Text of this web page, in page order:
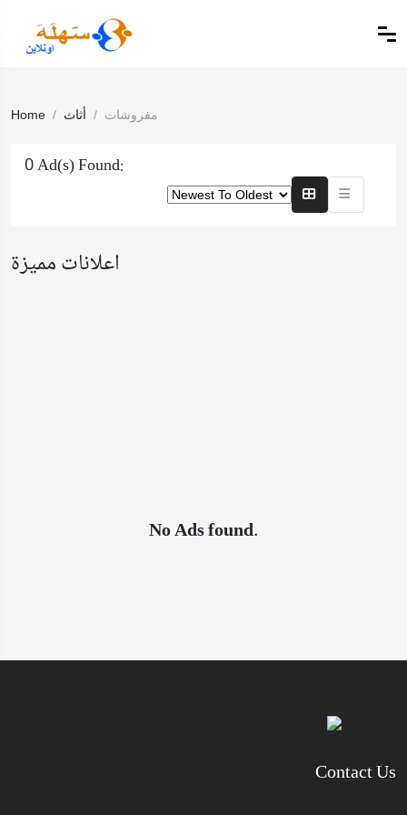
Home أثاث مفروشات
0 Ad(s) Found:
اعلانات مميزة
No Ads found.
Contact Us